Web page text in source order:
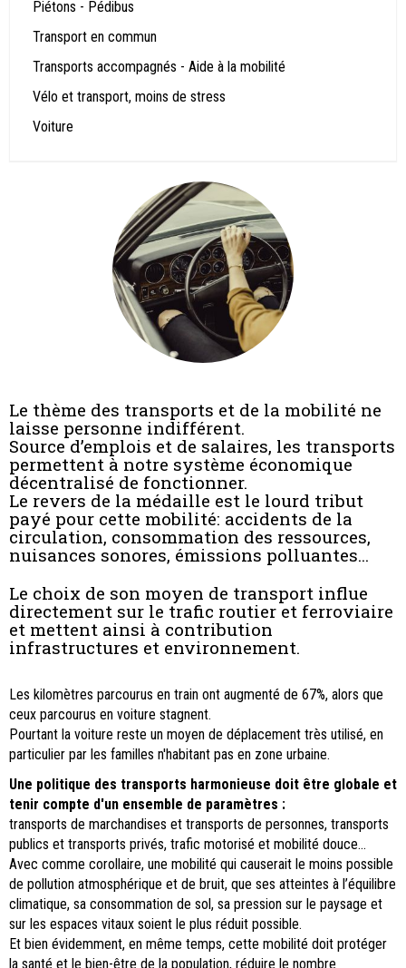
Piétons - Pédibus
Transport en commun
Transports accompagnés - Aide à la mobilité
Vélo et transport, moins de stress
Voiture
Le thème des transports et de la mobilité ne
laisse personne indifférent.
Source d’emplois et de salaires, les transports
permettent à notre système économique
décentralisé de fonctionner.
Le revers de la médaille est le lourd tribut
payé pour cette mobilité: accidents de la
circulation, consommation des ressources,
nuisances sonores, émissions polluantes...
Le choix de son moyen de transport influe
directement sur le trafic routier et ferroviaire
et mettent ainsi à contribution
infrastructures et environnement.
Les kilomètres parcourus en train ont augmenté de 67%, alors que
ceux parcourus en voiture stagnent.
Pourtant la voiture reste un moyen de déplacement très utilisé, en
particulier par les familles n'habitant pas en zone urbaine.
Une politique des transports harmonieuse doit être globale et
tenir compte d'un ensemble de paramètres :
transports de marchandises et transports de personnes, transports
publics et transports privés, trafic motorisé et mobilité douce...
Avec comme corollaire, une mobilité qui causerait le moins possible
de pollution atmosphérique et de bruit, que ses atteintes à l’équilibre
climatique, sa consommation de sol, sa pression sur le paysage et
sur les espaces vitaux soient le plus réduit possible.
Et bien évidemment, en même temps, cette mobilité doit protéger
la santé et le bien-être de la population, réduire le nombre